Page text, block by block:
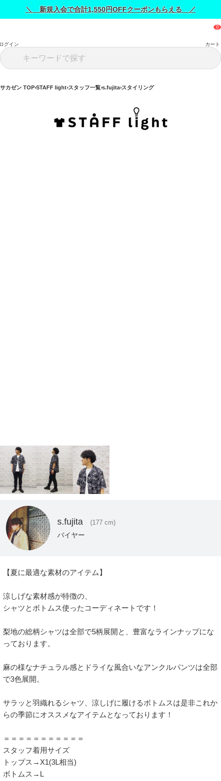
＼ 新規入会で合計1,550円OFFクーポンもらえる ／
グイン カート
サカゼン TOP STAFF light スタッフ一覧 s.fujita スタイリング
s.fujita (177 cm)
バイヤー
【夏に最適な素材のアイテム】
涼しげな素材感が特徴の、
シャツとボトムス使ったコーディネートです！
梨地の総柄シャツは全部で5柄展開と、豊富なラインナップにな
っております。
麻の様なナチュラル感とドライな風合いなアンクルパンツは全部
で3色展開。
サラッと羽織れるシャツ、涼しげに履けるボトムスは是非これか
らの季節にオススメなアイテムとなっております！
＝＝＝＝＝＝＝＝＝＝＝
スタッフ着用サイズ
トップス→X1(3L相当)
ボトムス→L